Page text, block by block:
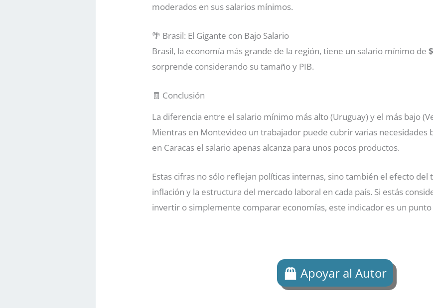
moderados en sus salarios mínimos.
🌴 Brasil: El Gigante con Bajo Salario
Brasil, la economía más grande de la región, tiene un salario mínimo de
sorprende considerando su tamaño y PIB.
🧾 Conclusión
La diferencia entre el salario mínimo más alto (Uruguay) y el más bajo
Mientras en Montevideo un trabajador puede cubrir varias necesidades
en Caracas el salario apenas alcanza para unos pocos productos.
Estas cifras no sólo reflejan políticas internas, sino también el efecto del
inflación y la estructura del mercado laboral en cada país. Si estás
invertir o simplemente comparar economías, este indicador es un punto
Apoyar al Autor